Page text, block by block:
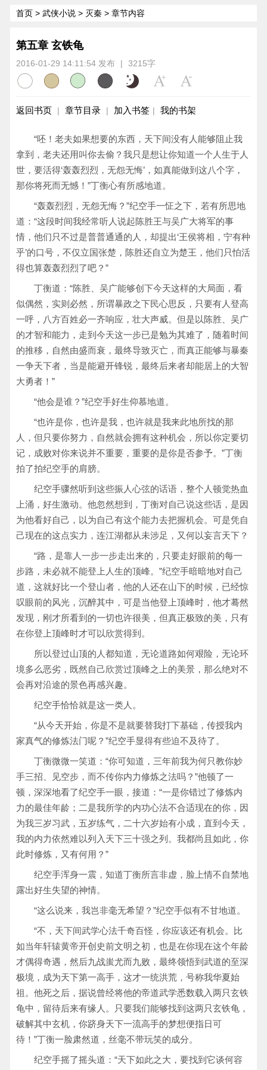
首页 > 武侠小说 > 灭秦 > 章节内容
第五章 玄铁龟
2016-01-29 14:11:54 发布 | 3215字
返回书页 | 章节目录 | 加入书签 | 我的书架
“呸！老夫如果想要的东西，天下间没有人能够阻止我
拿到，老夫还用叫你去偷？我只是想让你知道一个人生于人
世，要活得‘轰轰烈烈，无怨无悔’，如真能做到这八个字，
那你将死而无憾！”丁衡心有所感地道。
“轰轰烈烈，无怨无悔？”纪空手一怔之下，若有所思地
道：“这段时间我经常听人说起陈胜王与吴广大将军的事
情，他们只不过是普普通通的人，却提出‘王侯将相，宁有种
乎’的口号，不仅立国张楚，陈胜还自立为楚王，他们只怕活
得也算轰轰烈烈了吧？”
丁衡道：“陈胜、吴广能够创下今天这样的大局面，看
似偶然，实则必然，所谓暴政之下民心思反，只要有人登高
一呼，八方百姓必一齐响应，壮大声威。但是以陈胜、吴广
的才智和能力，走到今天这一步已是勉为其难了，随着时间
的推移，自然由盛而衰，最终导致灭亡，而真正能够与暴秦
一争天下者，当是能避开锋锐，最终后来者却能居上的大智
大勇者！”
“他会是谁？”纪空手好生仰慕地道。
“也许是你，也许是我，也许就是我来此地所找的那
人，但只要你努力，自然就会拥有这种机会，所以你定要切
记，成败对你来说并不重要，重要的是你是否参予。”丁衡
拍了拍纪空手的肩膀。
纪空手骤然听到这些振人心弦的话语，整个人顿觉热血
上涌，好生激动。他忽然想到，丁衡对自己说这些话，是因
为他看好自己，以为自己有这个能力去把握机会。可是凭自
己现在的这点实力，连江湖都从未涉足，又何以妄言天下？
“路，是靠人一步一步走出来的，只要走好眼前的每一
步路，未必就不能登上人生的顶峰。”纪空手暗暗地对自己
道，这就好比一个登山者，他的人还在山下的时候，已经惊
叹眼前的风光，沉醉其中，可是当他登上顶峰时，他才蓦然
发现，刚才所看到的一切也许很美，但真正极致的美，只有
在你登上顶峰时才可以欣赏得到。
所以登过山顶的人都知道，无论道路如何艰险，无论环
境多么恶劣，既然自己欣赏过顶峰之上的美景，那么绝对不
会再对沿途的景色再感兴趣。
纪空手恰恰就是这一类人。
“从今天开始，你是不是就要替我打下基础，传授我内
家真气的修炼法门呢？”纪空手显得有些迫不及待了。
丁衡微微一笑道：“你可知道，三年前我为何只教你妙
手三招、见空步，而不传你内力修炼之法吗？”他顿了一
顿，深深地看了纪空手一眼，接道：“一是你错过了修炼内
力的最佳年龄；二是我所学的内功心法不合适现在的你，因
为我三岁习武，五岁练气，二十六岁始有小成，直到今天，
我的内力依然难以列入天下三十强之列。我都尚且如此，你
此时修炼，又有何用？”
纪空手浑身一震，知道丁衡所言非虚，脸上情不自禁地
露出好生失望的神情。
“这么说来，我岂非毫无希望？”纪空手似有不甘地道。
“不，天下间武学心法千奇百怪，你应该还有机会。比
如当年轩辕黄帝开创史前文明之初，也是在你现在这个年龄
才偶得奇遇，然后九战蚩尤而九败，最终领悟到武道的至深
极境，成为天下第一高手，这才一统洪荒，号称我华夏始
祖。他死之后，据说曾经将他的帝道武学悉数载入两只玄铁
龟中，留待后来有缘人。只要我们能够找到这两只玄铁龟，
破解其中玄机，你跻身天下一流高手的梦想便指日可
待！”丁衡一脸肃然道，丝毫不带玩笑的成分。
纪空手摇了摇头道：“天下如此之大，要找到它谈何容